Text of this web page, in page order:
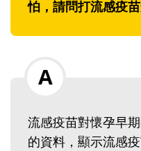
怕，請問打流感疫
流感疫苗對懷孕早
的資料，顯示流感